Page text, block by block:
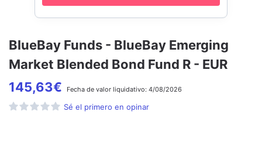
BlueBay Funds - BlueBay Emerging
Market Blended Bond Fund R - EUR
145,63€ Fecha de valor liquidativo: 4/08/2026
Sé el primero en opinar